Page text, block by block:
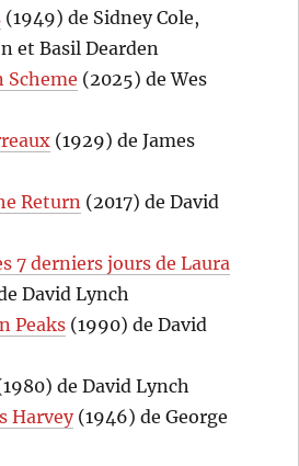
(1949) de Sidney Cole,
et Basil Dearden
Scheme (2025) de Wes
(1929) de James
Return (2017) de David
7 derniers jours de Laura
David Lynch
Peaks (1990) de David
de David Lynch
Harvey(1946) de George